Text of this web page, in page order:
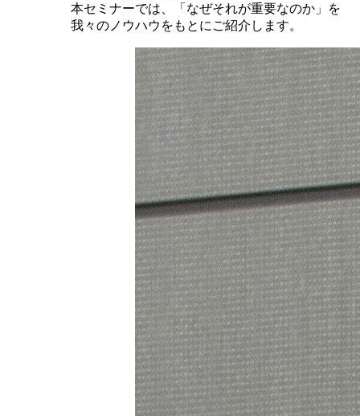
本セミナーでは、「なぜそれが重要なのか」を
我々のノウハウをもとにご紹介します。